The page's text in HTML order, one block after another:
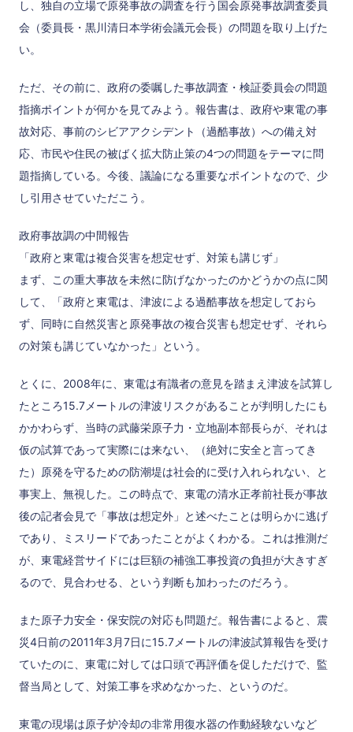
し、独自の立場で原発事故の調査を行う国会原発事故調査委員
会（委員長・黒川清日本学術会議元会長）の問題を取り上げた
い。
ただ、その前に、政府の委嘱した事故調査・検証委員会の問題
指摘ポイントが何かを見てみよう。報告書は、政府や東電の事
故対応、事前のシビアアクシデント（過酷事故）への備え対
応、市民や住民の被ばく拡大防止策の4つの問題をテーマに問
題指摘している。今後、議論になる重要なポイントなので、少
し引用させていただこう。
政府事故調の中間報告
「政府と東電は複合災害を想定せず、対策も講じず」
まず、この重大事故を未然に防げなかったのかどうかの点に関
して、「政府と東電は、津波による過酷事故を想定しておら
ず、同時に自然災害と原発事故の複合災害も想定せず、それら
の対策も講じていなかった」という。
とくに、2008年に、東電は有識者の意見を踏まえ津波を試算し
たところ15.7メートルの津波リスクがあることが判明したにも
かかわらず、当時の武藤栄原子力・立地副本部長らが、それは
仮の試算であって実際には来ない、（絶対に安全と言ってき
た）原発を守るための防潮堤は社会的に受け入れられない、と
事実上、無視した。この時点で、東電の清水正孝前社長が事故
後の記者会見で「事故は想定外」と述べたことは明らかに逃げ
であり、ミスリードであったことがよくわかる。これは推測だ
が、東電経営サイドには巨額の補強工事投資の負担が大きすぎ
るので、見合わせる、という判断も加わったのだろう。
また原子力安全・保安院の対応も問題だ。報告書によると、震
災4日前の2011年3月7日に15.7メートルの津波試算報告を受け
ていたのに、東電に対しては口頭で再評価を促しただけで、監
督当局として、対策工事を求めなかった、というのだ。
東電の現場は原子炉冷却の非常用復水器の作動経験ないなど